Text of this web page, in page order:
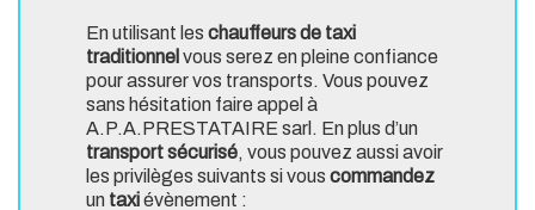
En utilisant les chauffeurs de taxi
traditionnel vous serez en pleine confiance
pour assurer vos transports. Vous pouvez
sans hésitation faire appel à
A.P.A.PRESTATAIRE sarl. En plus d’un
transport sécurisé, vous pouvez aussi avoir
les privilèges suivants si vous commandez
un taxiévènement :